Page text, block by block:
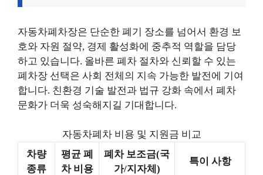
자동차폐차장은 단순한 폐기 장소를 넘어서 환경 보
호와 자원 절약, 경제 활성화에 중추적 역할을 담당
하고 있습니다. 올바른 폐차 절차와 신뢰할 수 있는
폐차장 선택은 사회 전체의 지속 가능한 발전에 기여
합니다. 친환경 기술 발전과 법규 강화 속에서 폐차
문화가 더욱 성숙해지길 기대합니다.
자동차폐차 비용 및 지원금 비교
차량
종류
평균 폐
차 비용
폐차 보조금(국
가/지자체)
특이 사항